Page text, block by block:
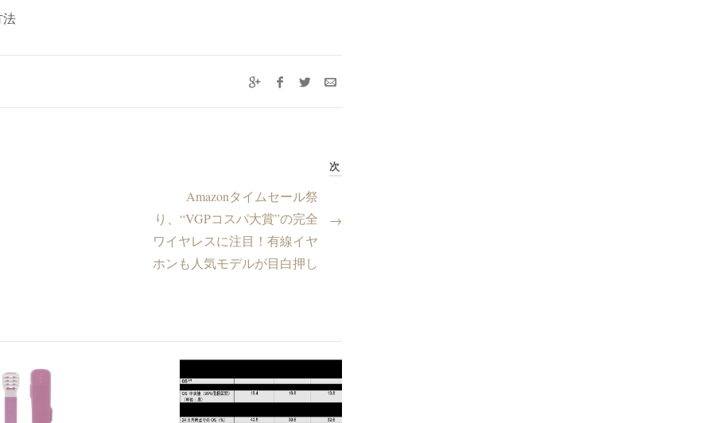
法
次
Amazonタイムセール祭
り、“VGPコスパ大賞”の完全
ワイヤレスに注目！有線イヤ
ホンも人気モデルが目白押し
→